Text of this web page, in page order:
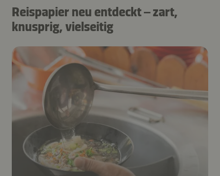
Reispapier neu entdeckt – zart,
knusprig, vielseitig